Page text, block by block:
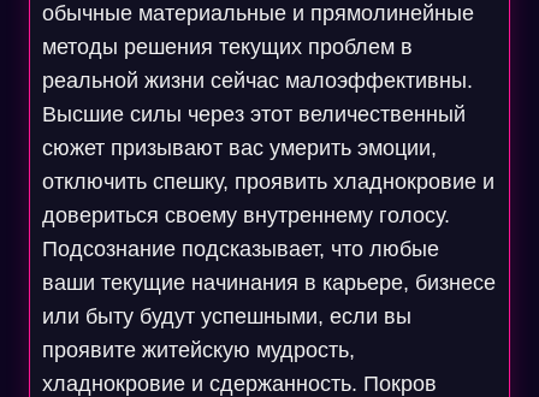
обычные материальные и прямолинейные
методы решения текущих проблем в
реальной жизни сейчас малоэффективны.
Высшие силы через этот величественный
сюжет призывают вас умерить эмоции,
отключить спешку, проявить хладнокровие и
довериться своему внутреннему голосу.
Подсознание подсказывает, что любые
ваши текущие начинания в карьере, бизнесе
или быту будут успешными, если вы
проявите житейскую мудрость,
хладнокровие и сдержанность. Покров